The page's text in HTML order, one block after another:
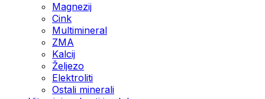
Magnezij
Cink
Multimineral
ZMA
Kalcij
Željezo
Elektroliti
Ostali minerali